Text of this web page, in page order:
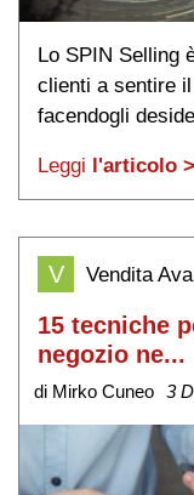
Lo SPIN Selling
clienti a sentire
facendogli
Leggi l'articolo >
V Vendita
15 tecniche
negozio ne...
di Mirko Cuneo 3